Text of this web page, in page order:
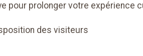
pour prolonger votre expérience
des visiteurs